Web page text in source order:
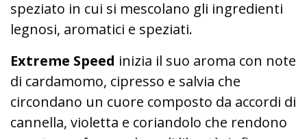
speziato in cui si mescolano gli ingredienti
legnosi, aromatici e speziati.
Extreme Speed inizia il suo aroma con note
di cardamomo, cipresso e salvia che
circondano un cuore composto da accordi di
cannella, violetta e coriandolo che rendono